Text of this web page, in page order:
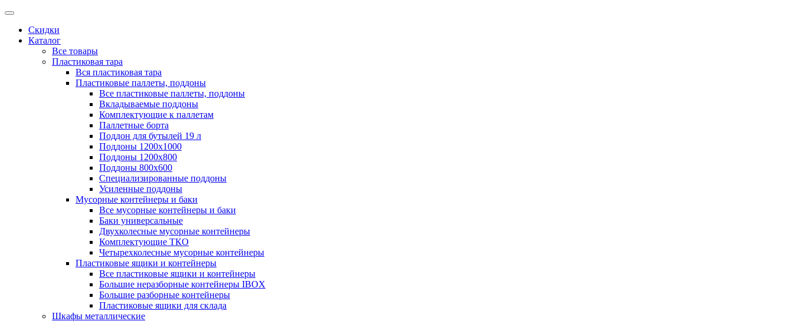
Скидки
Каталог
Все товары
Пластиковая тара
Вся пластиковая тара
Пластиковые паллеты, поддоны
Все пластиковые паллеты, поддоны
Вкладываемые поддоны
Комплектующие к паллетам
Паллетные борта
Поддон для бутылей 19 л
Поддоны 1200х1000
Поддоны 1200х800
Поддоны 800х600
Специализированные поддоны
Усиленные поддоны
Мусорные контейнеры и баки
Все мусорные контейнеры и баки
Баки универсальные
Двухколесные мусорные контейнеры
Комплектующие ТКО
Четырехколесные мусорные контейнеры
Пластиковые ящики и контейнеры
Все пластиковые ящики и контейнеры
Большие неразборные контейнеры IBOX
Большие разборные контейнеры
Пластиковые ящики для склада
Шкафы металлические